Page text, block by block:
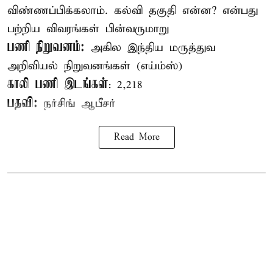
விண்ணப்பிக்கலாம். கல்வி தகுதி என்ன? என்பது
பற்றிய விவரங்கள் பின்வருமாறு
பணி நிறுவனம்: அகில இந்திய மருத்துவ
அறிவியல் நிறுவனங்கள் (எய்ம்ஸ்)
காலி பணி இடங்கள்: 2,218
பதவி: நர்சிங் ஆபீசர்
Read More